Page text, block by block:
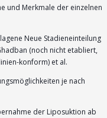
und Merkmale der einzelnen
Neue Stadieneinteilung
(noch nicht etabliert,
konform) et al.
je nach
der Liposuktion ab